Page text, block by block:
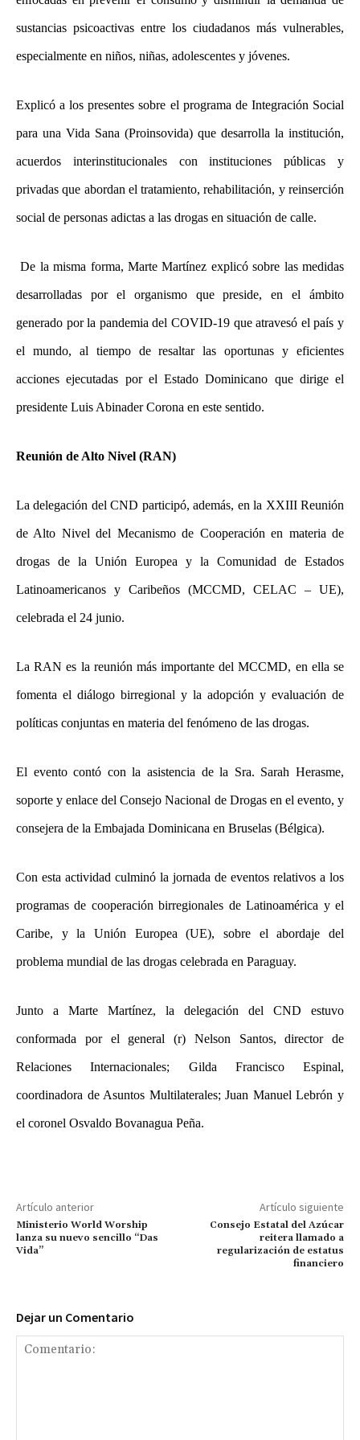
sustancias psicoactivas entre los ciudadanos más vulnerables,
especialmente en niños, niñas, adolescentes y jóvenes.
Explicó a los presentes sobre el programa de Integración Social
para una Vida Sana (Proinsovida) que desarrolla la institución,
acuerdos interinstitucionales con instituciones públicas y
privadas que abordan el tratamiento, rehabilitación, y reinserción
social de personas adictas a las drogas en situación de calle.
De la misma forma, Marte Martínez explicó sobre las medidas
desarrolladas por el organismo que preside, en el ámbito
generado por la pandemia del COVID-19 que atravesó el país y
el mundo, al tiempo de resaltar las oportunas y eficientes
acciones ejecutadas por el Estado Dominicano que dirige el
presidente Luis Abinader Corona en este sentido.
Reunión de Alto Nivel (RAN)
La delegación del CND participó, además, en la XXIII Reunión
de Alto Nivel del Mecanismo de Cooperación en materia de
drogas de la Unión Europea y la Comunidad de Estados
Latinoamericanos y Caribeños (MCCMD, CELAC – UE),
celebrada el 24 junio.
La RAN es la reunión más importante del MCCMD, en ella se
fomenta el diálogo birregional y la adopción y evaluación de
políticas conjuntas en materia del fenómeno de las drogas.
El evento contó con la asistencia de la Sra. Sarah Herasme,
soporte y enlace del Consejo Nacional de Drogas en el evento, y
consejera de la Embajada Dominicana en Bruselas (Bélgica).
Con esta actividad culminó la jornada de eventos relativos a los
programas de cooperación birregionales de Latinoamérica y el
Caribe, y la Unión Europea (UE), sobre el abordaje del
problema mundial de las drogas celebrada en Paraguay.
Junto a Marte Martínez, la delegación del CND estuvo
conformada por el general (r) Nelson Santos, director de
Relaciones Internacionales; Gilda Francisco Espinal,
coordinadora de Asuntos Multilaterales; Juan Manuel Lebrón y
el coronel Osvaldo Bovanagua Peña.
Artículo anterior
Ministerio World Worship
lanza su nuevo sencillo “Das
Vida”
Artículo siguiente
Consejo Estatal del Azúcar
reitera llamado a
regularización de estatus
financiero
Dejar un Comentario